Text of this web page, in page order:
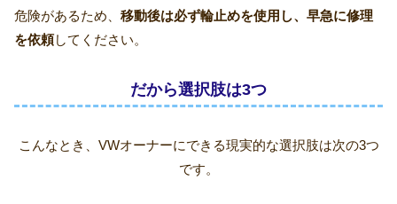
危険があるため、 移動後は必ず輪止めを使用し、早急に修理
を依頼してください。
だから選択肢は3つ
こんなとき、VWオーナーにできる現実的な選択肢は次の3つ
です。